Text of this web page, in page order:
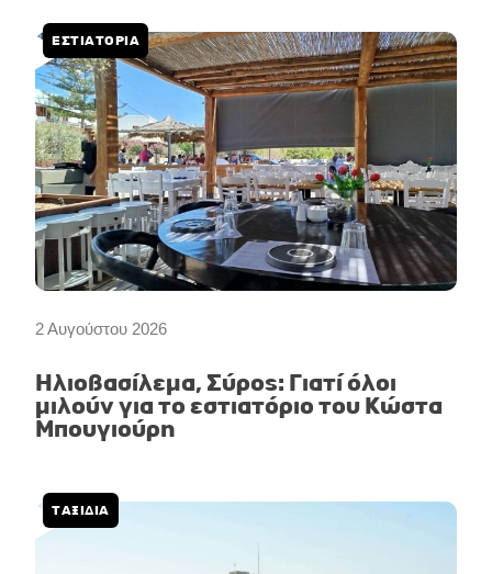
2 Αυγούστου 2026
ΕΣΤΙΑΤΟΡΙΑ
Ηλιοβασίλεμα, Σύρος: Γιατί όλοι
μιλούν για το εστιατόριο του Κώστα
Μπουγιούρη
ΤΑΞΙΔΙΑ